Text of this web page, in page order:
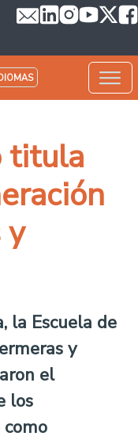
titula
y
la Escuela de
y
el
los